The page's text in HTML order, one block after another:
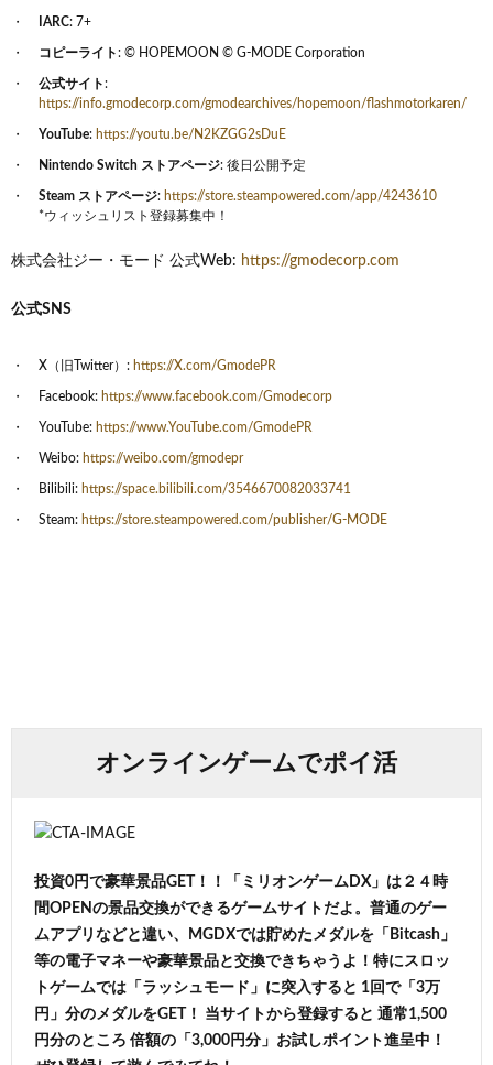
IARC: 7+
コピーライト: © HOPEMOON © G-MODE Corporation
公式サイト:
https://info.gmodecorp.com/gmodearchives/hopemoon/flashmotorkaren/
YouTube: https://youtu.be/N2KZGG2sDuE
Nintendo Switch ストアページ: 後日公開予定
Steam ストアページ: https://store.steampowered.com/app/4243610
*ウィッシュリスト登録募集中！
株式会社ジー・モード 公式Web: https://gmodecorp.com
公式SNS
X（旧Twitter）: https://X.com/GmodePR
Facebook: https://www.facebook.com/Gmodecorp
YouTube: https://www.YouTube.com/GmodePR
Weibo: https://weibo.com/gmodepr
Bilibili: https://space.bilibili.com/3546670082033741
Steam: https://store.steampowered.com/publisher/G-MODE
オンラインゲームでポイ活
投資0円で豪華景品GET！！「ミリオンゲームDX」は２４時
間OPENの景品交換ができるゲームサイトだよ。普通のゲー
ムアプリなどと違い、MGDXでは貯めたメダルを「Bitcash」
等の電子マネーや豪華景品と交換できちゃうよ！特にスロッ
トゲームでは「ラッシュモード」に突入すると 1回で「3万
円」分のメダルをGET！ 当サイトから登録すると 通常1,500
円分のところ 倍額の「3,000円分」お試しポイント進呈中！